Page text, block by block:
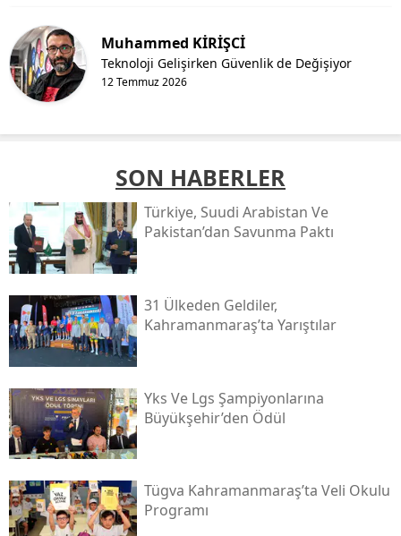
Muhammed KİRİŞCİ
12 Temmuz 2026
Teknoloji Gelişirken Güvenlik de Değişiyor
SON HABERLER
Türkiye, Suudi Arabistan Ve
Pakistan’dan Savunma Paktı
31 Ülkeden Geldiler,
Kahramanmaraş’ta Yarıştılar
Yks Ve Lgs Şampiyonlarına
Büyükşehir’den Ödül
Tügva Kahramanmaraş’ta Veli Okulu
Programı